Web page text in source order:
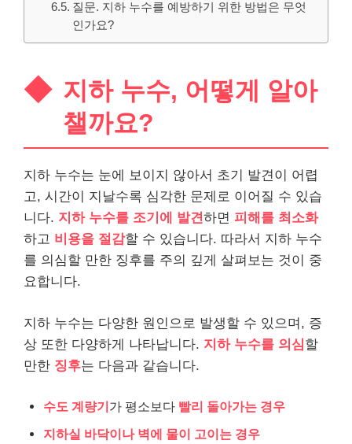
질문. 지하 누수를 예방하기 위한 방법은 무엇
인가요?
지하 누수, 어떻게 알아
챌까요?
지하 누수는 눈에 보이지 않아서 초기 발견이 어렵
고, 시간이 지날수록 심각한 문제로 이어질 수 있습
니다. 지하 누수를 조기에 발견하면 피해를 최소화
하고 비용을 절감할 수 있습니다. 따라서 지하 누수
를 의심할 만한 징후를 주의 깊게 살펴보는 것이 중
요합니다.
지하 누수는 다양한 원인으로 발생할 수 있으며, 증
상 또한 다양하게 나타납니다. 지하 누수를 의심할
만한 징후는 다음과 같습니다.
수도 계량기가 평소보다 빨리 돌아가는 경우
지하실 바닥이나 벽에 물이 고이는 경우